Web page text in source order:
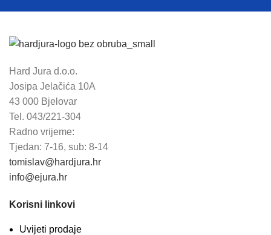
Hard Jura d.o.o.
Josipa Jelačića 10A
43 000 Bjelovar
Tel. 043/221-304
Radno vrijeme:
Tjedan: 7-16, sub: 8-14
tomislav@hardjura.hr
info@ejura.hr
Korisni linkovi
Uvijeti prodaje